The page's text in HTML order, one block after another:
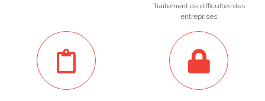
Traitement de difficultés des
entreprises